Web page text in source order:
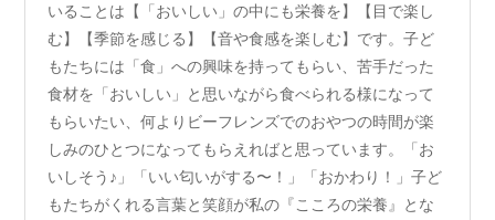
いることは【「おいしい」の中にも栄養を】【目で楽し
む】【季節を感じる】【音や食感を楽しむ】です。子ど
もたちには「食」への興味を持ってもらい、苦手だった
食材を「おいしい」と思いながら食べられる様になって
もらいたい、何よりビーフレンズでのおやつの時間が楽
しみのひとつになってもらえればと思っています。「お
いしそう♪」「いい匂いがする〜！」「おかわり！」子ど
もたちがくれる言葉と笑顔が私の『こころの栄養』とな